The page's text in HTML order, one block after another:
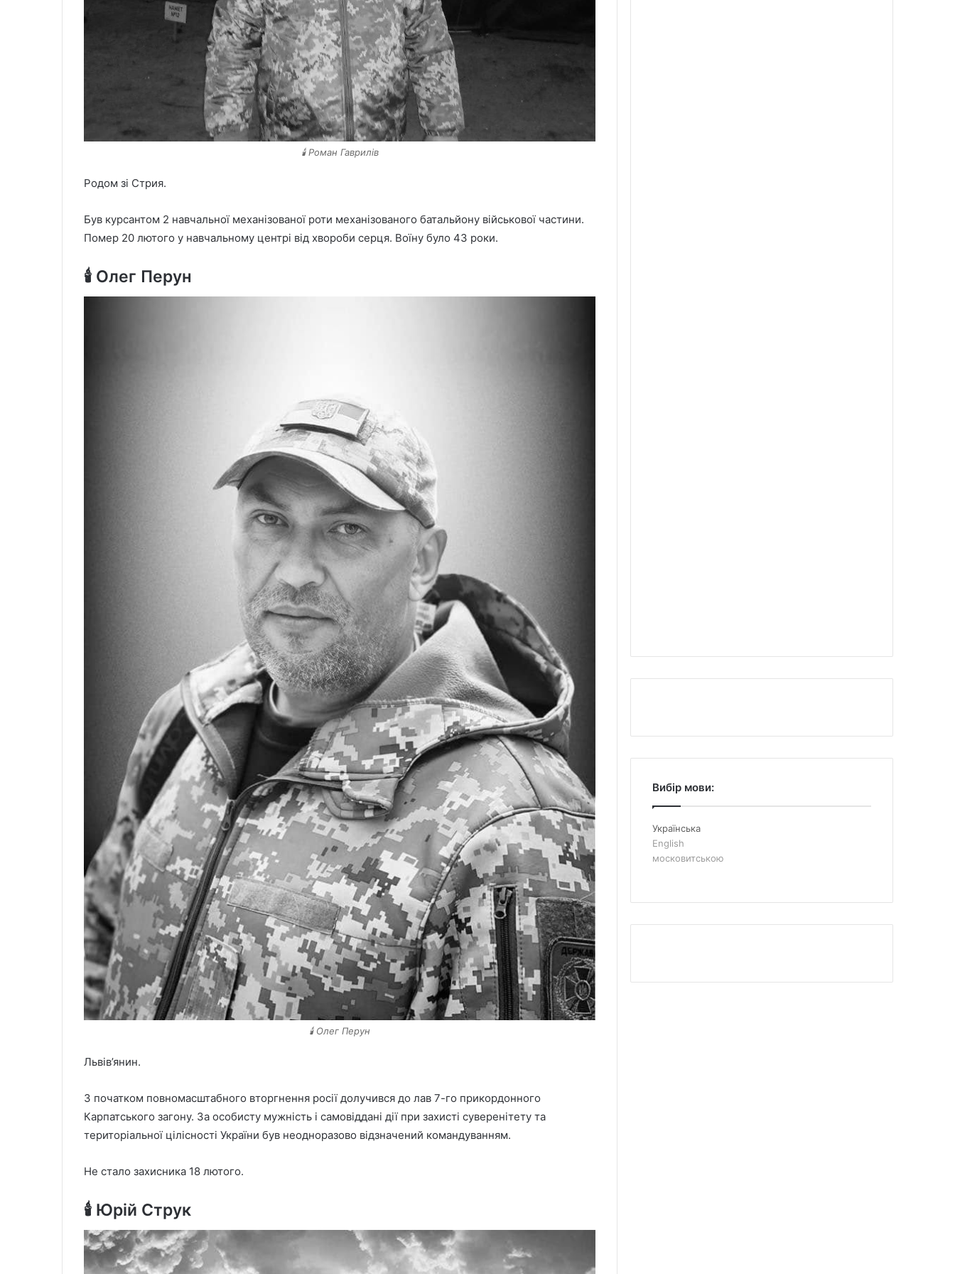
🕯️ Роман Гаврилів
Родом зі Стрия.
Був курсантом 2 навчальної механізованої роти механізованого батальйону військової частини.
Помер 20 лютого у навчальному центрі від хвороби серця. Воїну було 43 роки.
🕯️ Олег Перун
🕯️ Олег Перун
Львів’янин.
З початком повномасштабного вторгнення росії долучився до лав 7-го прикордонного
Карпатського загону. За особисту мужність і самовіддані дії при захисті суверенітету та
територіальної цілісності України був неодноразово відзначений командуванням.
Не стало захисника 18 лютого.
🕯️ Юрій Струк
Вибір мови:
Українська
English
московитською